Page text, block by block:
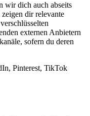
dich auch abseits
dir relevante
externen Anbietern
sofern du deren
Pinterest, TikTok